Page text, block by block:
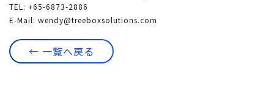
TEL: +65-6873-2886
E-Mail: wendy@treeboxsolutions.com
← 一覧へ戻る